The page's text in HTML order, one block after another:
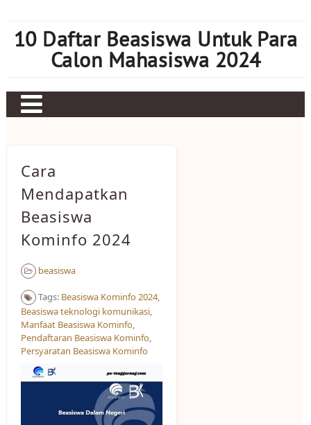
content
10 Daftar Beasiswa Untuk Para
Calon Mahasiswa 2024
Judi bola
Mahjong Ways 2
Slot Kamboja
Slot Thailand
Cara
Mendapatkan
Beasiswa
Kominfo 2024
beasiswa
Tags: Beasiswa Kominfo 2024,
Beasiswa teknologi komunikasi,
Manfaat Beasiswa Kominfo,
Pendaftaran Beasiswa Kominfo,
Persyaratan Beasiswa Kominfo